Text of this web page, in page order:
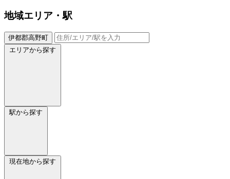
地域エリア・駅
伊都郡高野町
エリアから探す
駅から探す
現在地から探す